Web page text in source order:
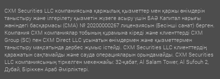
CXM Securities LLC компаниясына қаржылық қызметтер мен қаржы өнімдерін
таныстыру және ілгерілету қызметін жүзеге асыру үшін БАӘ Капитал нарығы
жөніндегі басқармасы (CMA) № 20200000267 лицензиясын (Бесінші санат) берген.
Компания CXM компаниялар тобының құрамына кіреді және клиенттерді CXM
Group (SC) пен CXM Direct LLC ұсынатын өнімдермен және қызметтермен
таныстыру мақсатында дербес жұмыс істейді. CXM Securities LLC клиенттердің
қаражатын сақтамайды және сауда операцияларын орындамайды. CXM Securities
LLC компаниясының тіркелген мекенжайы: 32-қабат, Al Salam Tower, Al Sufouh 2,
Дубай, Біріккен Араб Әмірліктері.